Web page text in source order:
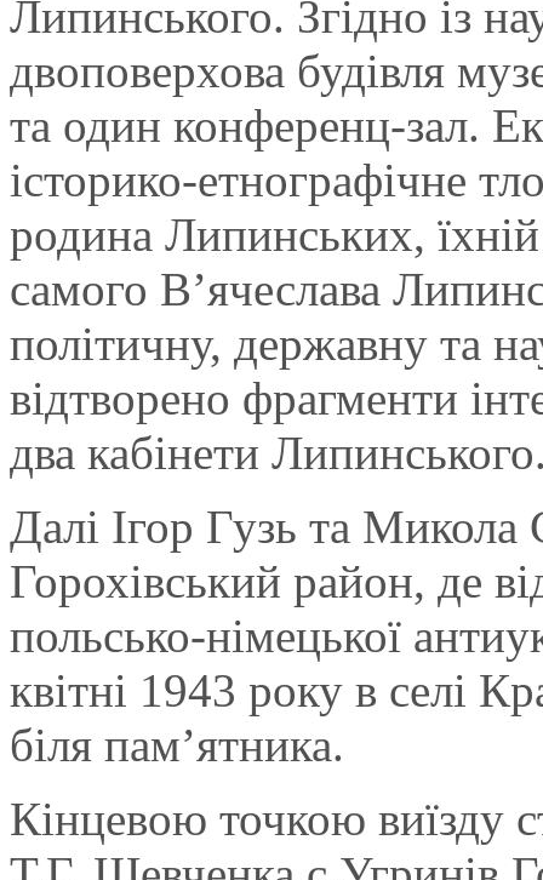
Липинського. Згідно із
двоповерхова будівля
та один конференц-зал.
історико-етнографічне
родина Липинських,
самого В’ячеслава
політичну, державну та
відтворено фрагменти
два кабінети
Далі Ігор Гузь та Микола
Горохівський район, де
польсько-німецької
квітні 1943 року в селі
біля пам’ятника.
Кінцевою точкою виїзду